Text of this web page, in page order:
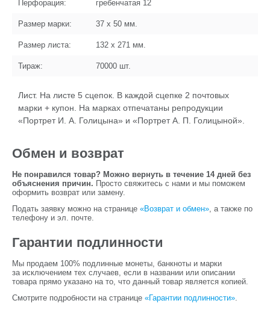
Перфорация: гребенчатая 12
Размер марки: 37 x 50 мм.
Размер листа: 132 x 271 мм.
Тираж: 70000 шт.
Лист. На листе 5 сцепок. В каждой сцепке 2 почтовых
марки + купон. На марках отпечатаны репродукции
«Портрет И. А. Голицына» и «Портрет А. П. Голицыной».
Обмен и возврат
Не понравился товар? Можно вернуть в течение 14 дней без
объяснения причин. Просто свяжитесь с нами и мы поможем
оформить возврат или замену.
Подать заявку можно на странице «Возврат и обмен», а также по
телефону и эл. почте.
Гарантии подлинности
Мы продаем 100% подлинные монеты, банкноты и марки
за исключением тех случаев, если в названии или описании
товара прямо указано на то, что данный товар является копией.
Смотрите подробности на странице «Гарантии подлинности».